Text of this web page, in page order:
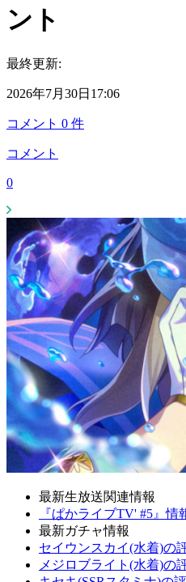
ント
最終更新:
2026年7月30日17:06
コメント 0 件
コメント
0
最新生放送関連情報
『ぱかライブTV' #5』情
最新ガチャ情報
セイウンスカイ(水着)の
メジロブライト(水着)の